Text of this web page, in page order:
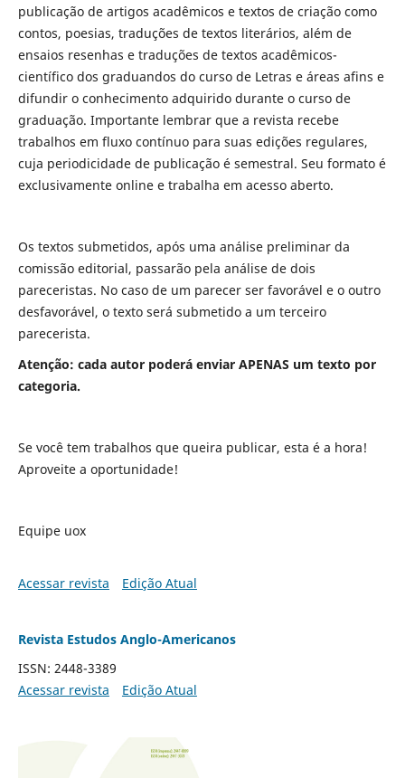
publicação de artigos acadêmicos e textos de criação como
contos, poesias, traduções de textos literários, além de
ensaios resenhas e traduções de textos acadêmicos-
científico dos graduandos do curso de Letras e áreas afins e
difundir o conhecimento adquirido durante o curso de
graduação. Importante lembrar que a revista recebe
trabalhos em fluxo contínuo para suas edições regulares,
cuja periodicidade de publicação é semestral. Seu formato é
exclusivamente online e trabalha em acesso aberto.
Os textos submetidos, após uma análise preliminar da
comissão editorial, passarão pela análise de dois
pareceristas. No caso de um parecer ser favorável e o outro
desfavorável, o texto será submetido a um terceiro
parecerista.
Atenção: cada autor poderá enviar APENAS um texto por
categoria.
Se você tem trabalhos que queira publicar, esta é a hora!
Aproveite a oportunidade!
Equipe uox
Acessar revista Edição Atual
Revista Estudos Anglo-Americanos
ISSN: 2448-3389
Acessar revista
Edição Atual